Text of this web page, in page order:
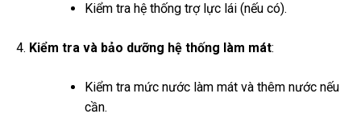
Kiểm tra hệ thống trợ lực lái (nếu có).
Kiểm tra và bảo dưỡng hệ thống làm mát:
Kiểm tra mức nước làm mát và thêm nước nếu
cần.